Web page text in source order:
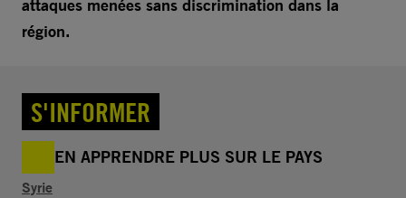
attaques menées sans discrimination dans la
région.
S'INFORMER
EN APPRENDRE PLUS SUR LE PAYS
Syrie